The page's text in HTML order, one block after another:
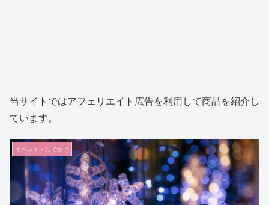
当サイトではアフェリエイト広告を利用して商品を紹介し
ています。
イベント・おでかけ